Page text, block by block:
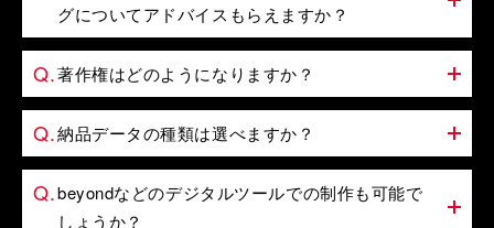
グについてアドバイスもらえますか？
著作権はどのようになりますか？
納品データの種類は選べますか？
beyondなどのデジタルツールでの制作も可能で
しょうか？